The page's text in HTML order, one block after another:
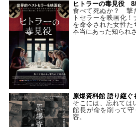
ヒトラーの毒見役 8/
食べて死ぬか？ 撃
トセラーを映画化
を命令された女性た
本当にあった知られ
原爆資料館 語り継
そこには、忘れては
館長が命を削って守
容。